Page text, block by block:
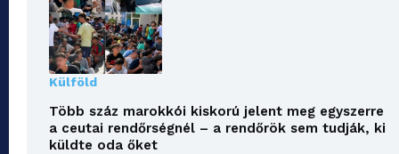
Külföld
Több száz marokkói kiskorú jelent meg egyszerre
a ceutai rendőrségnél – a rendőrök sem tudják, ki
küldte oda őket